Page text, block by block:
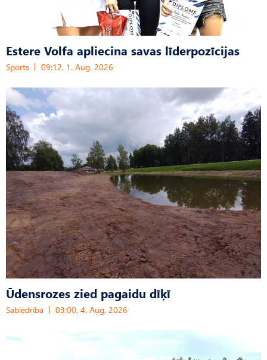
Estere Volfa apliecina savas līderpozīcijas
Sports 09:12, 1. Aug, 2026
Ūdensrozes zied pagaidu dīķī
Sabiedrība 03:00, 4. Aug, 2026